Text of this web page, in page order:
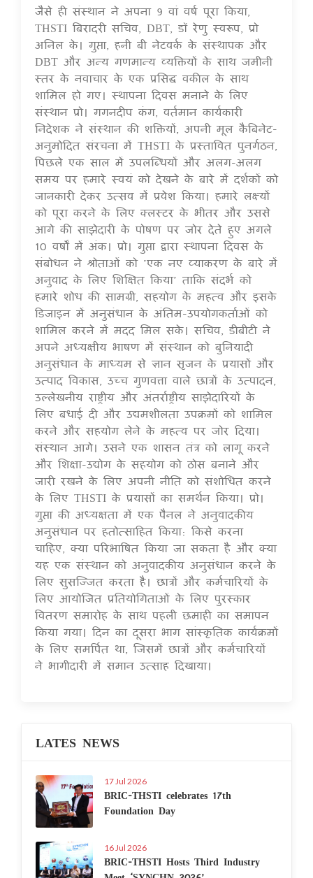
17 Jul 2020
जैसे ही संस्थान ने अपना 9 वां वर्ष पूरा किया,
THSTI बिरादरी सचिव, DBT, डॉ रेणु स्वरूप, प्रो
अनिल के। गुप्ता, हनी बी नेटवर्क के संस्थापक और
DBT और अन्य गणमान्य व्यक्तियों के साथ जमीनी
स्तर के नवाचार के एक प्रसिद्ध वकील के साथ
शामिल हो गए। स्थापना दिवस मनाने के लिए
संस्थान प्रो। गगनदीप कंग, वर्तमान कार्यकारी
निदेशक ने संस्थान की शक्तियों, अपनी मूल कैबिनेट-
अनुमोदित संरचना में THSTI के प्रस्तावित पुनर्गठन,
पिछले एक साल में उपलब्धियों और अलग-अलग
समय पर हमारे स्वयं को देखने के बारे में दर्शकों को
जानकारी देकर उत्सव में प्रवेश किया। हमारे लक्ष्यों
को पूरा करने के लिए क्लस्टर के भीतर और उससे
आगे की साझेदारी के पोषण पर जोर देते हुए अगले
10 वर्षों में अंक। प्रो। गुप्ता द्वारा स्थापना दिवस के
संबोधन ने श्रोताओं को ’एक नए व्याकरण के बारे में
अनुवाद के लिए शिक्षित किया’ ताकि संदर्भ को
हमारे शोध की सामग्री, सहयोग के महत्व और इसके
डिजाइन में अनुसंधान के अंतिम-उपयोगकर्ताओं को
शामिल करने में मदद मिल सके। सचिव, डीबीटी ने
अपने अध्यक्षीय भाषण में संस्थान को बुनियादी
अनुसंधान के माध्यम से ज्ञान सृजन के प्रयासों और
उत्पाद विकास, उच्च गुणवत्ता वाले छात्रों के उत्पादन,
उल्लेखनीय राष्ट्रीय और अंतर्राष्ट्रीय साझेदारियों के
लिए बधाई दी और उद्यमशीलता उपक्रमों को शामिल
करने और सहयोग लेने के महत्व पर जोर दिया।
संस्थान आगे। उसने एक शासन तंत्र को लागू करने
और शिक्षा-उद्योग के सहयोग को ठोस बनाने और
जारी रखने के लिए अपनी नीति को संशोधित करने
के लिए THSTI के प्रयासों का समर्थन किया। प्रो।
गुप्ता की अध्यक्षता में एक पैनल ने अनुवादकीय
अनुसंधान पर हतोत्साहित किया: किसे करना
चाहिए, क्या परिभाषित किया जा सकता है और क्या
यह एक संस्थान को अनुवादकीय अनुसंधान करने के
लिए सुसज्जित करता है। छात्रों और कर्मचारियों के
लिए आयोजित प्रतियोगिताओं के लिए पुरस्कार
वितरण समारोह के साथ पहली छमाही का समापन
किया गया। दिन का दूसरा भाग सांस्कृतिक कार्यक्रमों
के लिए समर्पित था, जिसमें छात्रों और कर्मचारियों
ने भागीदारी में समान उत्साह दिखाया।
LATES NEWS
17 Jul 2026
BRIC-THSTI celebrates 17th
Foundation Day
16 Jul 2026
BRIC-THSTI Hosts Third Industry